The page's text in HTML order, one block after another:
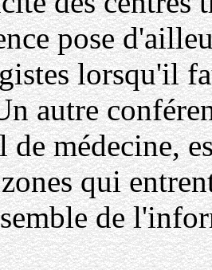
pose
lorsqu'il
autre
de médecine,
qui
de